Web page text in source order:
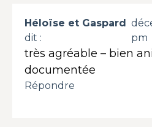
Héloïse et Gaspard
dit :
pm
très agréable – bien
documentée
Répondre